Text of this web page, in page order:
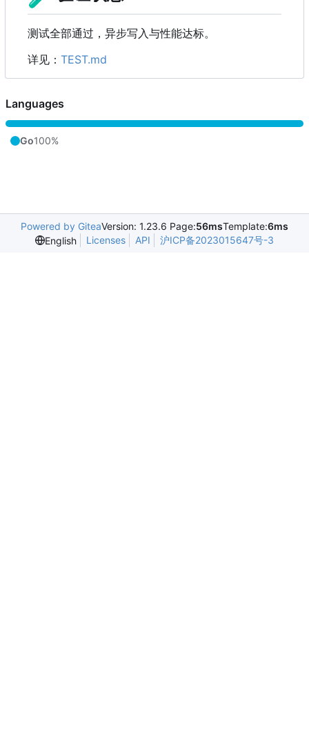
测试全部通过，异步写入与性能达标。
详见： TEST.md
Languages
Go100%
Powered by GiteaVersion: 1.23.6 Page:56msTemplate:6ms
English
Licenses API 沪ICP备2023015647号-3